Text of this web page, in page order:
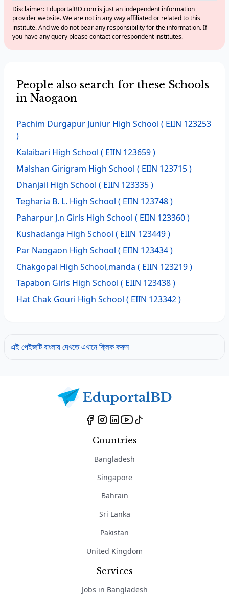
Disclaimer: EduportalBD.com is just an independent information
provider website. We are not in any way affiliated or related to this
institute. And we do not bear any responsibility for the information. If
you have any query please contact correspondent institutes.
People also search for these Schools
in Naogaon
Pachim Durgapur Juniur High School ( EIIN 123253
)
Kalaibari High School ( EIIN 123659 )
Malshan Girigram High School ( EIIN 123715 )
Dhanjail High School ( EIIN 123335 )
Tegharia B. L. High School ( EIIN 123748 )
Paharpur J.n Girls High School ( EIIN 123360 )
Kushadanga High School ( EIIN 123449 )
Par Naogaon High School ( EIIN 123434 )
Chakgopal High School,manda ( EIIN 123219 )
Tapabon Girls High School ( EIIN 123438 )
Hat Chak Gouri High School ( EIIN 123342 )
এই পেইজটি বাংলায় দেখতে এখানে ক্লিক করুন
Countries
Bangladesh
Singapore
Bahrain
Sri Lanka
Pakistan
United Kingdom
Services
Jobs in Bangladesh